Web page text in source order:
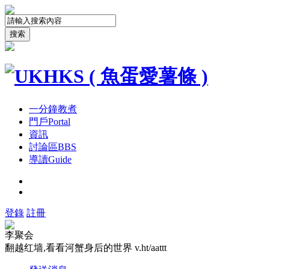
搜索
一分鐘教煮
門戶Portal
資訊
討論區BBS
導讀Guide
登錄 註冊
李聚会
翻越红墙,看看河蟹身后的世界 v.ht/aattt